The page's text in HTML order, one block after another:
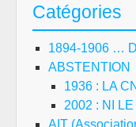
Catégories
1894-1906 …
ABSTENTION
1936 : LA
2002 : NI
AIT